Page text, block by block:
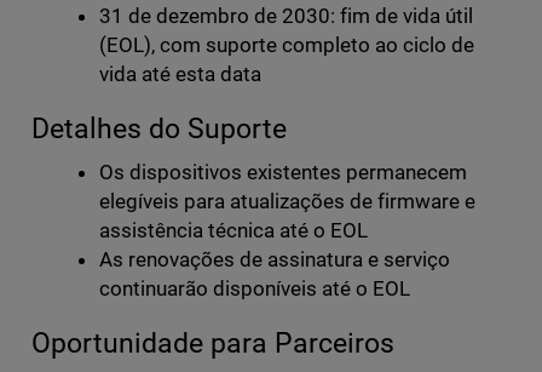
31 de dezembro de 2030: fim de vida útil
(EOL), com suporte completo ao ciclo de
vida até esta data
Detalhes do Suporte
Os dispositivos existentes permanecem
elegíveis para atualizações de firmware e
assistência técnica até o EOL
As renovações de assinatura e serviço
continuarão disponíveis até o EOL
Oportunidade para Parceiros